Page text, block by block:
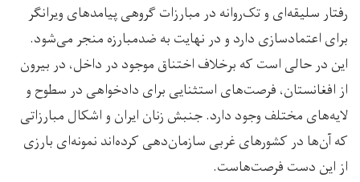
رفتار سلیقه‌ای و تک‌روانه در مبارزات گروهی پیامدهای ویرانگر
برای اعتمادسازی دارد و در نهایت به ضدمبارزه منجر می‌شود.
این در حالی است که برخلاف اختناق موجود در داخل، در بیرون
از افغانستان، فرصت‌های استثنایی برای دادخواهی در سطوح و
لایه‌های مختلف وجود دارد. جنبش زنان ایران و اشکال مبارزاتی
که آن‌ها در کشورهای غربی سازمان‌دهی کرده‌اند نمونه‌ای بارزی
از این دست فرصت‌هاست.